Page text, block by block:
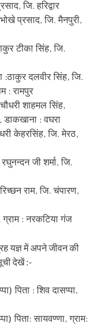
जि. हरिद्वार
प्रसाद, जि. मैनपुरी,
टीका सिंह, जि.
:ठाकुर दलवीर सिंह, जि.
: रामपुर
शाहमल सिंह,
डाकखाना : वघरा
केहरसिंह, जि. मेरठ,
रघुनन्दन जी शर्मा, जि.
राम, जि. चंपारण,
ग्राम : नरकटिया गंज
यज्ञ में अपने जीवन की
देखें :-
पिता : शिव दासप्पा,
पिता: सायवण्णा, ग्राम: